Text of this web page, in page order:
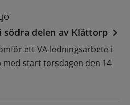
södra delen av Klättorp
ett VA-ledningsarbete i
start torsdagen den 14